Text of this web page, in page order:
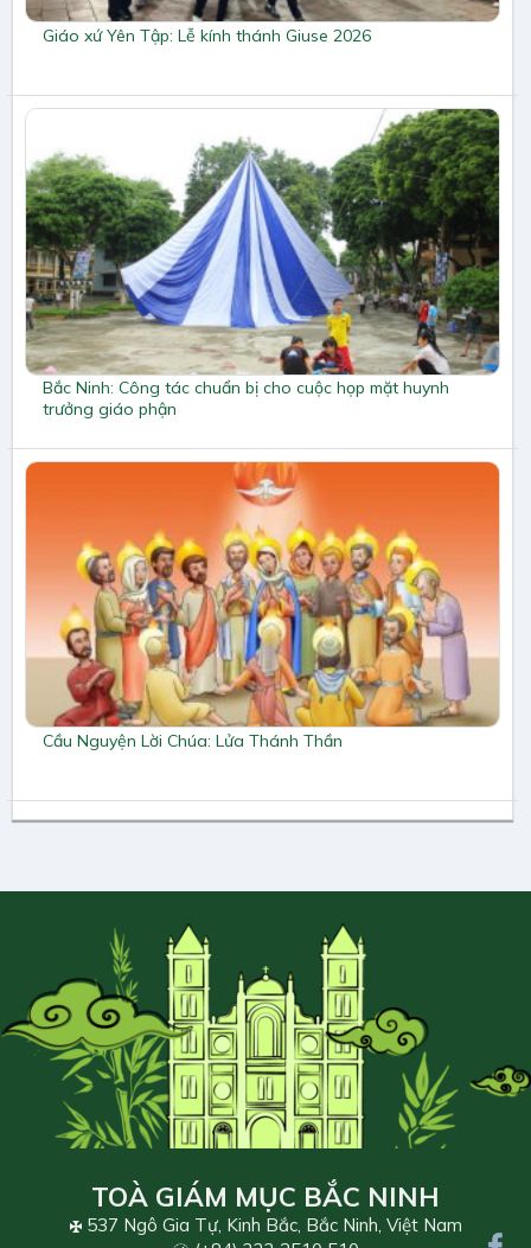
Giáo xứ Yên Tập: Lễ kính thánh Giuse 2026
Bắc Ninh: Công tác chuẩn bị cho cuộc họp mặt huynh
trưởng giáo phận
Cầu Nguyện Lời Chúa: Lửa Thánh Thần
TOÀ GIÁM MỤC BẮC NINH
537 Ngô Gia Tự, Kinh Bắc, Bắc Ninh, Việt Nam